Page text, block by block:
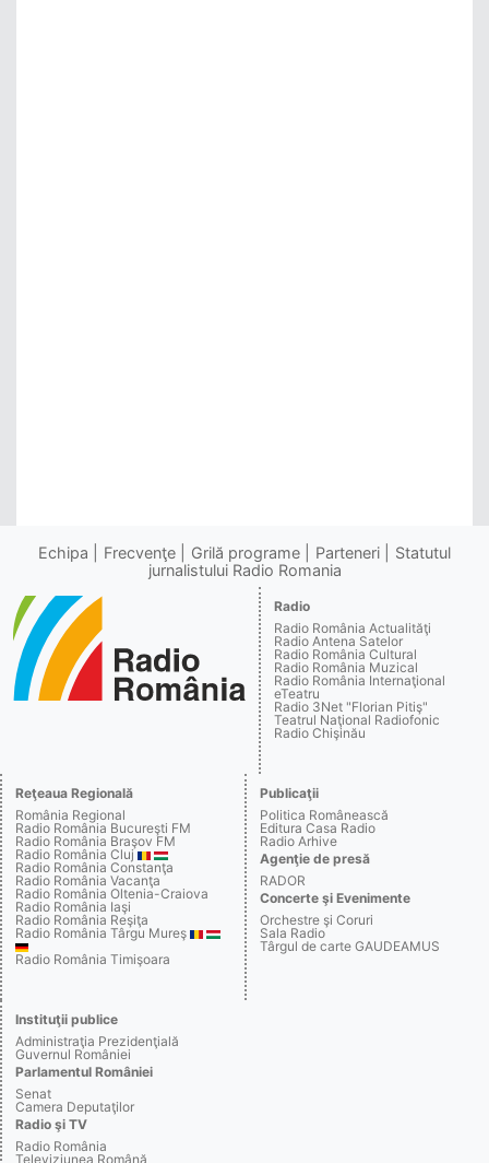
Echipa Frecvenţe Grilă programe Parteneri
Statutul
jurnalistului Radio Romania
Radio
Radio România Actualităţi
Radio Antena Satelor
Radio România Cultural
Radio România Muzical
Radio România Internaţional
eTeatru
Radio 3Net "Florian Pitiş"
Teatrul Naţional Radiofonic
Radio Chişinău
Reţeaua Regională
România Regional
Radio România Bucureşti FM
Radio România Braşov FM
Radio România Cluj
Radio România Constanţa
Radio România Vacanţa
Radio România Oltenia-Craiova
Radio România Iaşi
Radio România Reşiţa
Radio România Târgu Mureş
Radio România Timişoara
Publicaţii
Politica Românească
Editura Casa Radio
Radio Arhive
Agenţie de presă
RADOR
Concerte şi Evenimente
Orchestre şi Coruri
Sala Radio
Târgul de carte GAUDEAMUS
Instituţii publice
Administraţia Prezidenţială
Guvernul României
Parlamentul României
Senat
Camera Deputaţilor
Radio şi TV
Radio România
Televiziunea Română